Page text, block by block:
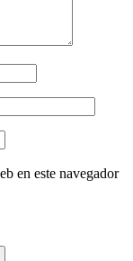
en este navegador